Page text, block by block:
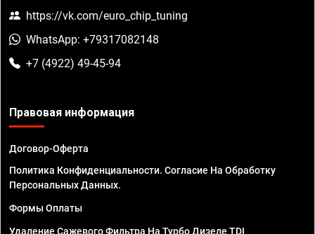
https://vk.com/euro_chip_tuning
WhatsApp: +79317082148
+7 (4922) 49-45-94
Правовая информация
Договор-Оферта
Политика Конфиденциальности. Согласие На Обработку
Персональных Данных.
Формы Оплаты
Удаление Сажевого Фильтра На Турбо Дизеле TDI